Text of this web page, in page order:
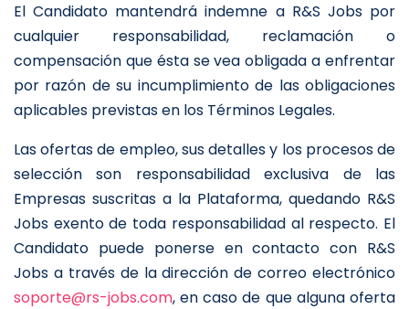
El Candidato mantendrá indemne a R&S Jobs por
cualquier responsabilidad, reclamación o
compensación que ésta se vea obligada a enfrentar
por razón de su incumplimiento de las obligaciones
aplicables previstas en los Términos Legales.
Las ofertas de empleo, sus detalles y los procesos de
selección son responsabilidad exclusiva de las
Empresas suscritas a la Plataforma, quedando R&S
Jobs exento de toda responsabilidad al respecto. El
Candidato puede ponerse en contacto con R&S
Jobs a través de la dirección de correo electrónico
soporte@rs-jobs.com, en caso de que alguna oferta